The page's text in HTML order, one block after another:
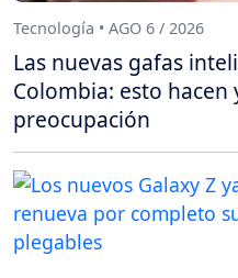
Tecnología • AGO 6 / 2026
Las nuevas gafas
Colombia: esto
preocupación